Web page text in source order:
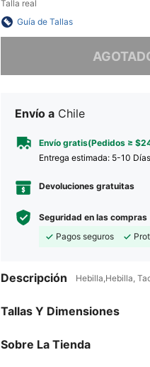
Talla real
Guía de Tallas
Envío a Chile
Envío gratis(Pedidos ≥
Entrega estimada: 5-10
Devoluciones gratuitas
Seguridad en las compras
Pagos seguros
Descripción Hebilla,Hebilla,
Tallas Y Dimensiones
Sobre La Tienda
4,88